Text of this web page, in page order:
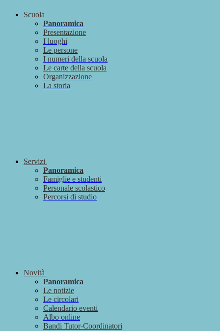
Scuola
Panoramica
Presentazione
I luoghi
Le persone
I numeri della scuola
Le carte della scuola
Organizzazione
La storia
Servizi
Panoramica
Famiglie e studenti
Personale scolastico
Percorsi di studio
Novità
Panoramica
Le notizie
Le circolari
Calendario eventi
Albo online
Bandi Tutor-Coordinatori